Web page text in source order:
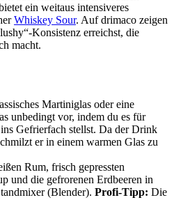
ein weitaus intensiveres
Whiskey Sour. Auf drimaco zeigen
Konsistenz erreichst, die
macht.
Martiniglas oder eine
unbedingt vor, indem du es für
Gefrierfach stellst. Da der Drink
er in einem warmen Glas zu
Rum, frisch gepressten
und die gefrorenen Erdbeeren in
(Blender). Profi-Tipp: Die